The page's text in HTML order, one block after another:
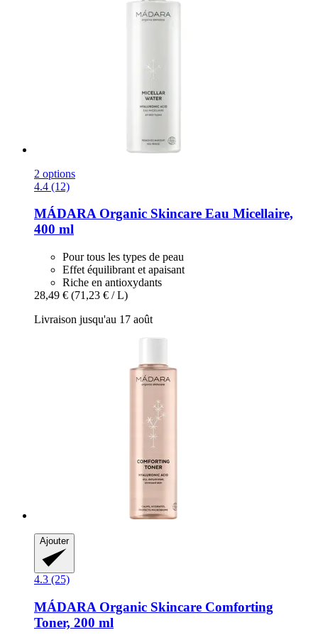
2 options
4.4 (12)
MÁDARA Organic Skincare Eau Micellaire,
400 ml
Pour tous les types de peau
Effet équilibrant et apaisant
Riche en antioxydants
28,49 € (71,23 € / L)
Livraison jusqu'au 17 août
Ajouter
4.3 (25)
MÁDARA Organic Skincare Comforting
Toner, 200 ml